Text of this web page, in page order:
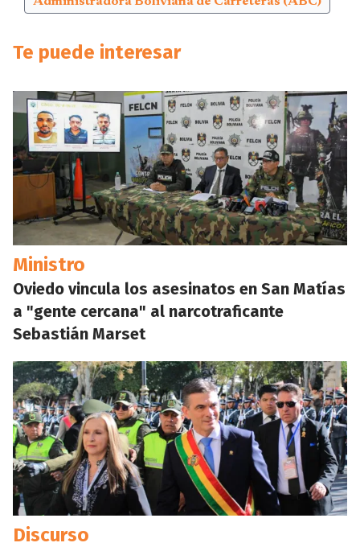
Te puede interesar
Ministro
Oviedo vincula los asesinatos en San Matías
a "gente cercana" al narcotraficante
Sebastián Marset
Discurso